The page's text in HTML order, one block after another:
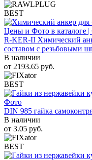
BEST
R-KER-II Химический
составом с резьбовыми
В наличии
от 2193.65 руб.
BEST
DIN 985 гайка
В наличии
от 3.05 руб.
BEST